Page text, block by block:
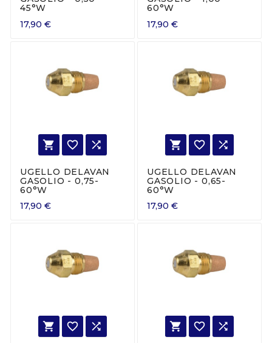
45°W
17,90 €
60°W
17,90 €
  
UGELLO DELAVAN
GASOLIO - 0,75-
60°W
17,90 €
  
UGELLO DELAVAN
GASOLIO - 0,65-
60°W
17,90 €
     